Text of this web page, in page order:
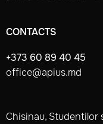
CONTACTS
+373 60 89 40 45
office@apius.md
Chisinau, Studentilor